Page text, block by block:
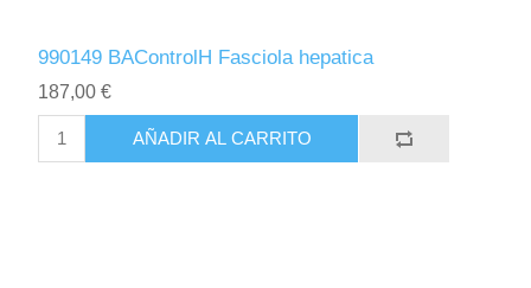
990149 BAControlH Fasciola hepatica
187,00 €
AÑADIR AL CARRITO